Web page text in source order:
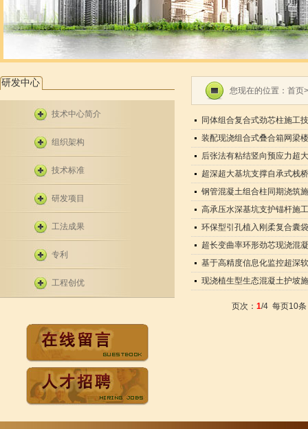
研发中心
技术中心简介
组织架构
技术标准
研发项目
工法成果
专利
工程创优
您现在的位置： 首页>
同体组合复合式劲芯柱施工
装配现浇组合式叠合箱网梁
后张法有粘结竖向预应力超
超深超大基坑支撑自承式栈
钢管混凝土组合柱同期浇筑
高承压水深基坑支护锚杆施
环保型引孔植入刚柔复合囊
超长变曲率环形劲芯现浇混
基于高精度信息化监控超深
现浇植生型生态混凝土护坡
页次： 1/4 每页10条